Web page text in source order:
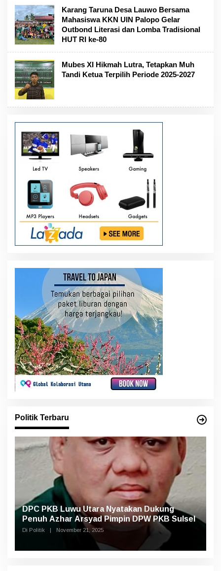
Karang Taruna Desa Lauwo Bersama
Mahasiswa KKN UIN Palopo Gelar
Outbond Literasi dan Lomba Tradisional
HUT RI ke-80
Mubes XI Hikmah Lutra, Tetapkan Muh
Tandi Ketua Terpilih Periode 2025-2027
Politik Terbaru
DPC PKB Luwu Utara Nyatakan Dukung
Penuh Azhar Arsyad Pimpin DPW PKB Sulsel
Di Politik | November 21, 2025